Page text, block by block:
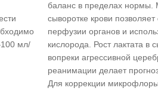
мл/
баланс в пределах нормы.
сыворотке крови
перфузии органов и
кислорода. Рост лактата в
вопреки агрессивной
реанимации делает
Для коррекции